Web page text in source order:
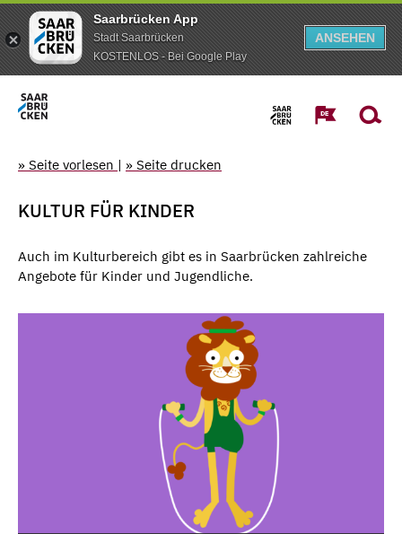
Saarbrücken App
Stadt Saarbrücken
KOSTENLOS - Bei Google Play
ANSEHEN
» Seite vorlesen | » Seite drucken
KULTUR FÜR KINDER
Auch im Kulturbereich gibt es in Saarbrücken zahlreiche
Angebote für Kinder und Jugendliche.